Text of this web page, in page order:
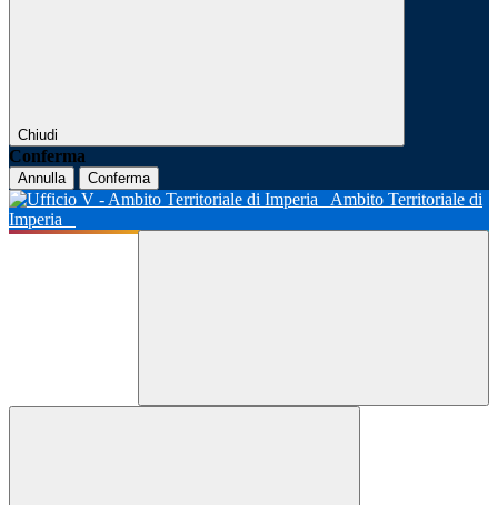
Chiudi
Conferma
Annulla Conferma
Ambito Territoriale di
Imperia